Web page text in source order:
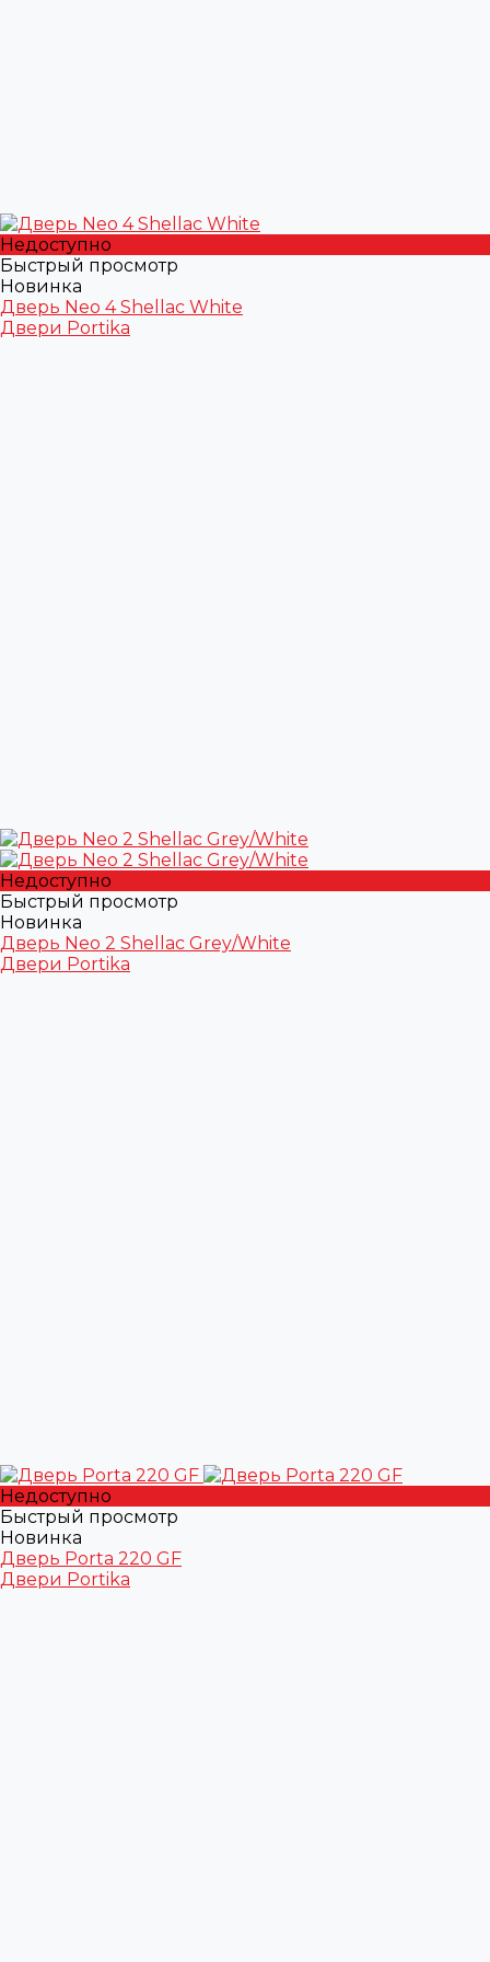
Недоступно
Быстрый просмотр
Новинка
Дверь Neo 4 Shellac White
Двери Portika
Недоступно
Быстрый просмотр
Новинка
Дверь Neo 2 Shellac Grey/White
Двери Portika
Недоступно
Быстрый просмотр
Новинка
Дверь Porta 220 GF
Двери Portika